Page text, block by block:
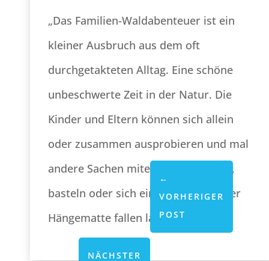
„Das Familien-Waldabenteuer ist ein
kleiner Ausbruch aus dem oft
durchgetakteten Alltag. Eine schöne
unbeschwerte Zeit in der Natur. Die
Kinder und Eltern können sich allein
oder zusammen ausprobieren und mal
andere Sachen miteinander erleben,
basteln oder sich einfach mal in einer
Hängematte fallen lassen…“
←
VORHERIGER
POST
NÄCHSTER